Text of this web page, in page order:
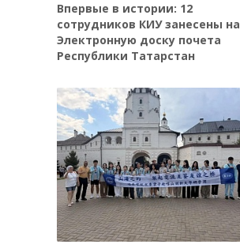
Впервые в истории: 12
сотрудников КИУ занесены на
Электронную доску почета
Республики Татарстан